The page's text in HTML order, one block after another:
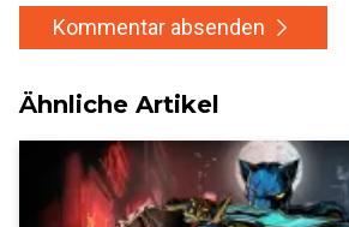
Kommentar absenden
Ähnliche Artikel